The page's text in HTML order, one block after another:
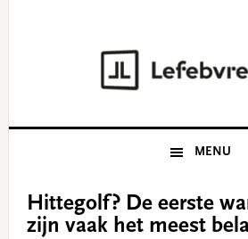
MENU
Hittegolf? De eerste
zijn vaak het meest